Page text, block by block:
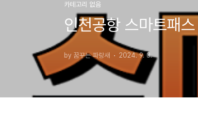
카테고리 없음
인천공항 스마트패
by 꿈꾸는 파랑새 2024. 9. 3.